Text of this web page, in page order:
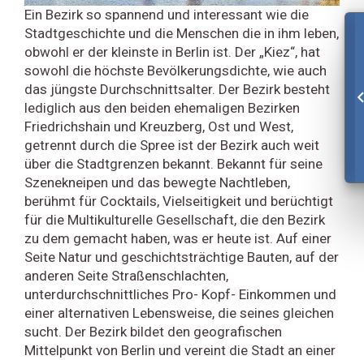
Ein Bezirk so spannend und interessant wie die
Stadtgeschichte und die Menschen die in ihm leben,
obwohl er der kleinste in Berlin ist. Der „Kiez“, hat
sowohl die höchste Bevölkerungsdichte, wie auch
das jüngste Durchschnittsalter. Der Bezirk besteht
lediglich aus den beiden ehemaligen Bezirken
Friedrichshain und Kreuzberg, Ost und West,
getrennt durch die Spree ist der Bezirk auch weit
über die Stadtgrenzen bekannt. Bekannt für seine
Szenekneipen und das bewegte Nachtleben,
berühmt für Cocktails, Vielseitigkeit und berüchtigt
für die Multikulturelle Gesellschaft, die den Bezirk
zu dem gemacht haben, was er heute ist. Auf einer
Seite Natur und geschichtsträchtige Bauten, auf der
anderen Seite Straßenschlachten,
unterdurchschnittliches Pro- Kopf- Einkommen und
einer alternativen Lebensweise, die seines gleichen
sucht. Der Bezirk bildet den geografischen
Mittelpunkt von Berlin und vereint die Stadt an einer